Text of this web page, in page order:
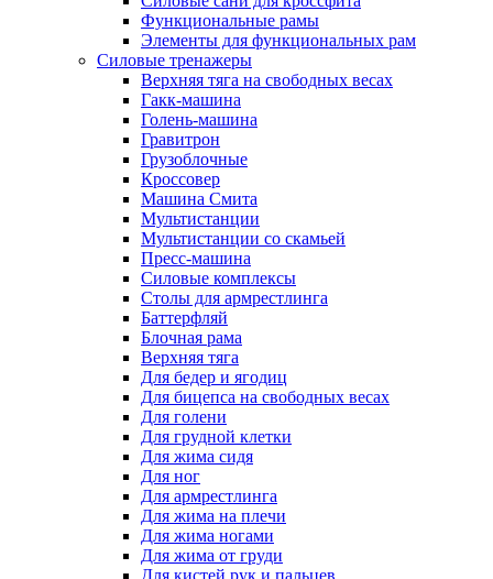
Функциональные рамы
Элементы для функциональных рам
Силовые тренажеры
Верхняя тяга на свободных весах
Гакк-машина
Голень-машина
Гравитрон
Грузоблочные
Кроссовер
Машина Смита
Мультистанции
Мультистанции со скамьей
Пресс-машина
Силовые комплексы
Столы для армрестлинга
Баттерфляй
Блочная рама
Верхняя тяга
Для бедер и ягодиц
Для бицепса на свободных весах
Для голени
Для грудной клетки
Для жима сидя
Для ног
Для армрестлинга
Для жима на плечи
Для жима ногами
Для жима от груди
Для кистей рук и пальцев